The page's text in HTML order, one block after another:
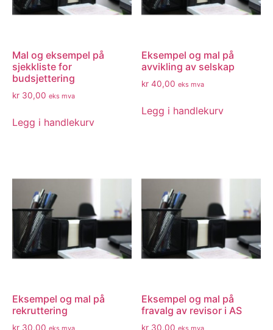
Mal og eksempel på
sjekkliste for
budsjettering
kr 30,00 eks mva
Legg i handlekurv
Eksempel og mal på
avvikling av selskap
kr 40,00 eks mva
Legg i handlekurv
Eksempel og mal på
rekruttering
kr 30,00 eks mva
Eksempel og mal på
fravalg av revisor i AS
kr 30,00 eks mva